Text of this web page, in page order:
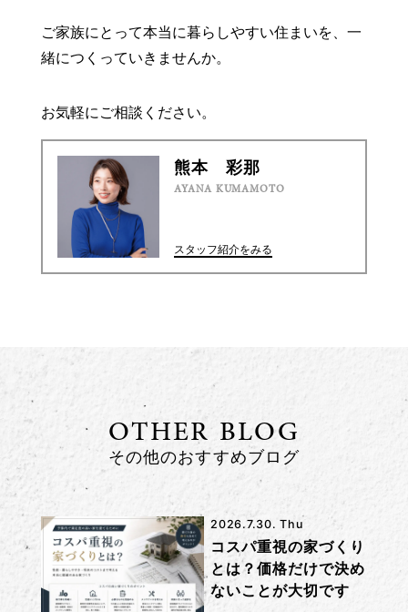
ご家族にとって本当に暮らしやすい住まいを、一
緒につくっていきませんか。
お気軽にご相談ください。
熊本 彩那
AYANA KUMAMOTO
スタッフ紹介をみる
OTHER BLOG
その他のおすすめブログ
2026.7.30. Thu
コスパ重視の家づくり
とは？価格だけで決め
ないことが大切です